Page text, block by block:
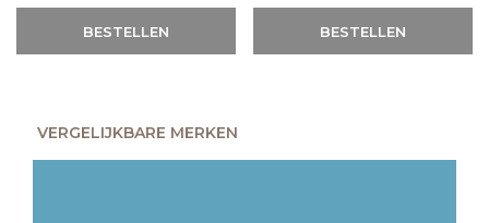
BESTELLEN BESTELLEN
VERGELIJKBARE MERKEN